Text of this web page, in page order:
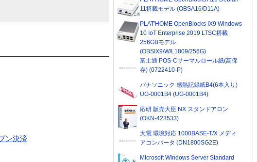
ン決済
11搭載モデル (OBSA16/D11A)
PLAT'HOME OpenBlocks IX9 Windows
10 IoT Enterprise 2019 LTSC搭載
256GBモデル
(OBSIX9/W/L1809/256G)
富士通 POS-Cサーマルロール紙(高保
存) (0722410-P)
パナソニック 感熱記録紙B4(6本入り)
UG-0001B4 (UG-0001B4)
応研 販売大臣 NX スタンドアロン
(OKN-423533)
大電 環境対応 1000BASE-T/X メディ
アコンバータ (DN1800SG2E)
Microsoft Windows Server Standard